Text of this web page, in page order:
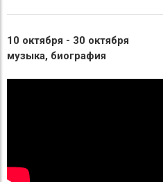
10 октября - 30 октября
музыка, биография